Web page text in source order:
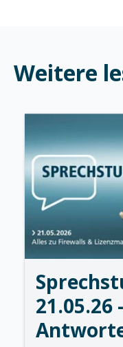
Weitere
21.05.26